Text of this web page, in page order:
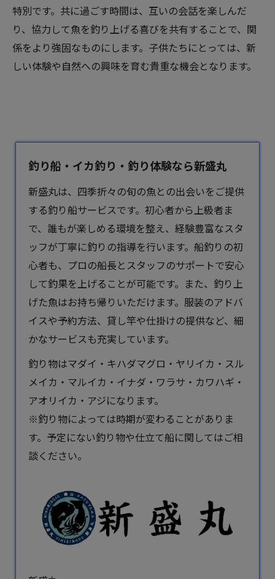
特別です。共に過ごす時間は、互いの会話を楽しんだ
り、協力して魚を釣り上げる喜びを共有することで、関
係をより強固なものにします。子供たちにとっては、新
しい体験や自然への興味を育む貴重な機会となります。
釣り船・イカ釣り・釣り体験なら新盛丸
新盛丸は、四季折々の旬の魚との出会いをご提供
する釣り船サービスです。初心者から上級者ま
で、誰もが楽しめる環境を整え、経験豊富なスタ
ッフが丁寧に釣りの指導を行います。船釣りの初
心者も、プロの船長とスタッフのサポートで安心
して釣果を上げることが可能です。また、釣り上
げた魚はお持ち帰りいただけます。服装のアドバ
イスや予約方法、貸し竿や仕掛けの提供など、細
かなサービスも充実しています。
釣り物はマダイ・キハダマグロ・ヤリイカ・スル
メイカ・マルイカ・イナダ・ワラサ・カワハギ・
アオリイカ・アジになります。
※釣り物によっては時期が変わることがありま
す。予定にない釣り物や仕立て船に関してはご相
談ください。